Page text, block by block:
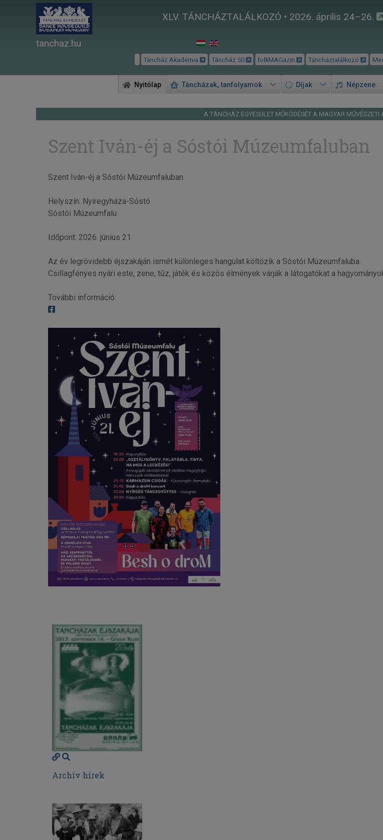
XLV. TÁNCHÁZTALÁLKOZÓ • 2026. április 24–26.
tanchaz.hu
Táncház Akadémia Táncház 50 folkMAGazin Táncháztalálkozó
Nyitólap Táncházak, tanfolyamok Díjak Népzene
A TÁNCHÁZ EGYESÜLET MŰKÖDÉSÉT A MAGYAR MŰVÉSZETI
Szent Iván-éj a Sóstói Múzeumfaluban
Szent Iván-éj a Sóstói Múzeumfaluban
Helyszín: Nyíregyháza-Sóstó
Sóstói Múzeumfalu
Időpont: 2026. június 21.
Az év legrövidebb éjszakáján ismét különleges hangulat költözik a Sóstói Múzeumfaluba.
Csillagfényes nyári este, zene, tűz, játék és közös élmények várják a látogatókat a
További információ:
Archív hírek